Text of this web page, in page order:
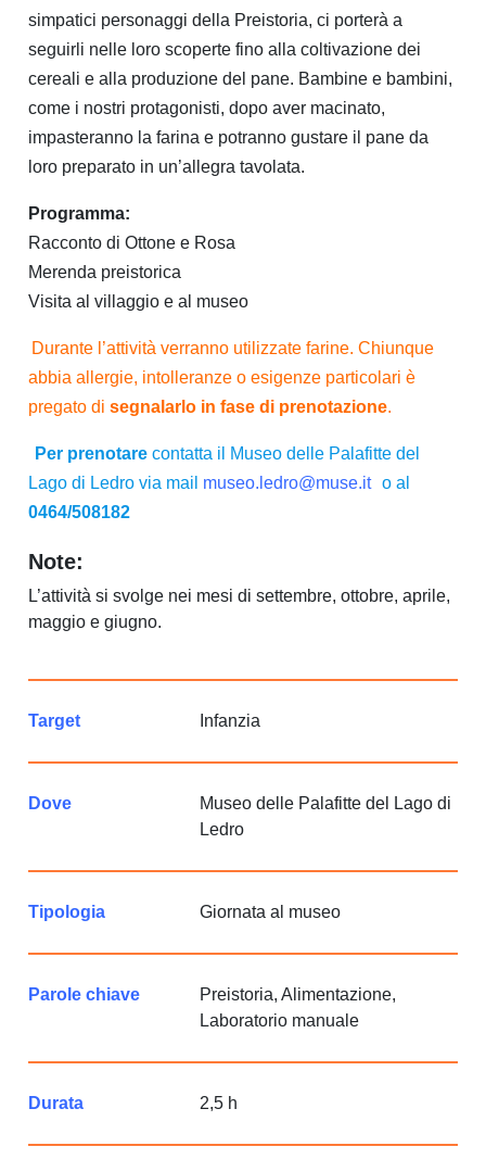
simpatici personaggi della Preistoria, ci porterà a
seguirli nelle loro scoperte fino alla coltivazione dei
cereali e alla produzione del pane. Bambine e bambini,
come i nostri protagonisti, dopo aver macinato,
impasteranno la farina e potranno gustare il pane da
loro preparato in un’allegra tavolata.
Programma:
Racconto di Ottone e Rosa
Merenda preistorica
Visita al villaggio e al museo
Durante l’attività verranno utilizzate farine. Chiunque
abbia allergie, intolleranze o esigenze particolari è
pregato di segnalarlo in fase di prenotazione.
Per prenotare contatta il Museo delle Palafitte del
Lago di Ledro via mail museo.ledro@muse.it
o al
0464/508182
Note:
L’attività si svolge nei mesi di settembre, ottobre, aprile,
maggio e giugno.
Target Infanzia
Dove
Museo delle Palafitte del Lago di
Ledro
Tipologia Giornata al museo
Parole chiave
Preistoria, Alimentazione,
Laboratorio manuale
Durata 2,5 h